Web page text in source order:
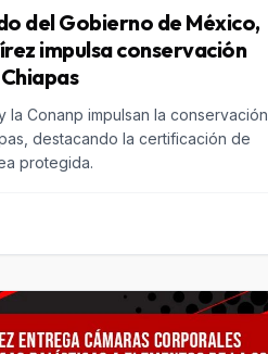
del Gobierno de México,
impulsa conservación
la Conanp impulsan la conservación
destacando la certificación de
protegida.